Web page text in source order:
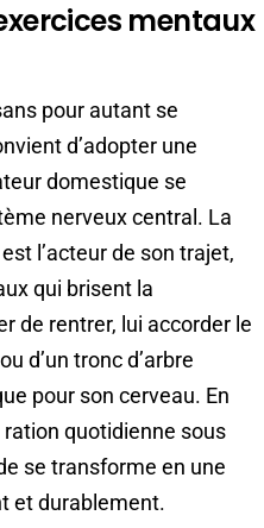
mentaux
pour autant se
d’adopter une
domestique se
nerveux central. La
l’acteur de son trajet,
qui brisent la
de rentrer, lui accorder le
d’un tronc d’arbre
pour son cerveau. En
quotidienne sous
se transforme en une
et durablement.